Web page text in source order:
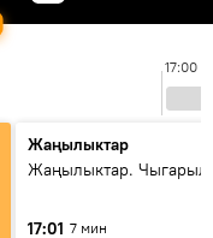
17:00
Жаңылыктар
Жаңылыктар.
17:01 7 мин